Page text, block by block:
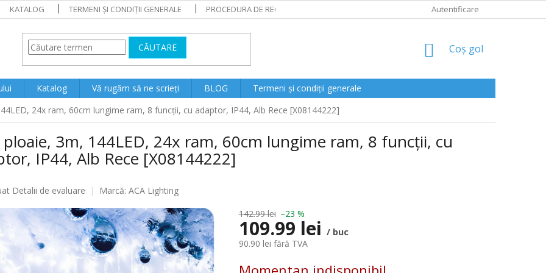
KATALOG TERMENI ȘI CONDIȚII GENERALE PROCEDURA DE RECLAMAȚII Autentificare
CĂUTARE
COŞ
CUMPĂRĂTURI
Coş gol
Katalog Vă rugăm să ne scrieți BLOG
Termeni și condiții generale
24x ram, 60cm lungime ram, 8 funcții, cu adaptor, IP44, Alb Rece [X08144222]
ploaie, 3m, 144LED, 24x ram, 60cm lungime ram, 8 funcții, cu
IP44, Alb Rece [X08144222]
Detalii de evaluare Marcă: ACA Lighting
142.99 lei –23 %
109.99 lei / buc
90.90 lei fără TVA